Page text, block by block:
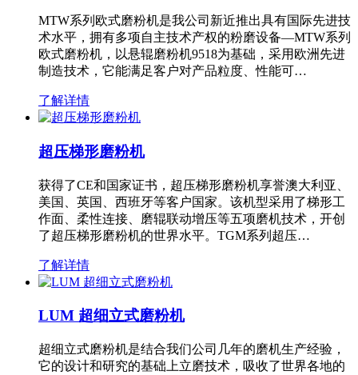
MTW系列欧式磨粉机是我公司新近推出具有国际先进技
术水平，拥有多项自主技术产权的粉磨设备—MTW系列
欧式磨粉机，以悬辊磨粉机9518为基础，采用欧洲先进
制造技术，它能满足客户对产品粒度、性能可…
了解详情
超压梯形磨粉机
获得了CE和国家证书，超压梯形磨粉机享誉澳大利亚、
美国、英国、西班牙等客户国家。该机型采用了梯形工
作面、柔性连接、磨辊联动增压等五项磨机技术，开创
了超压梯形磨粉机的世界水平。TGM系列超压…
了解详情
LUM 超细立式磨粉机
超细立式磨粉机是结合我们公司几年的磨机生产经验，
它的设计和研究的基础上立磨技术，吸收了世界各地的